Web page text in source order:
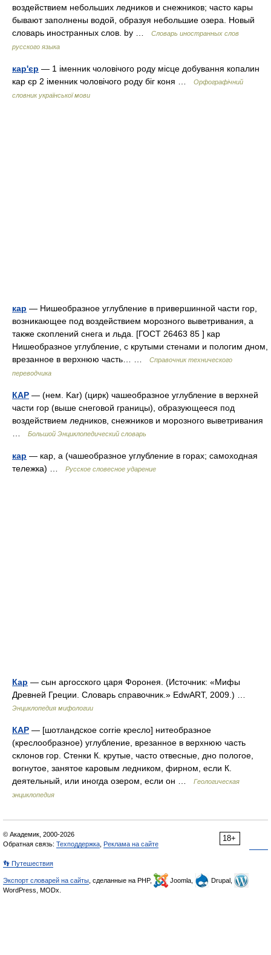
воздействием небольших ледников и снежников; часто кары
бывают заполнены водой, образуя небольшие озера. Новый
словарь иностранных слов. by …
Словарь иностранных слов
русского языка
кар'єр — 1 іменник чоловічого роду місце добування копалин
кар єр 2 іменник чоловічого роду біг коня …
Орфографічний
словник української мови
кар — Нишеобразное углубление в привершинной части гор,
возникающее под воздействием морозного выветривания, а
также скоплений снега и льда. [ГОСТ 26463 85 ] кар
Нишеобразное углубление, с крутыми стенами и пологим дном,
врезанное в верхнюю часть… …
Справочник технического
переводчика
КАР — (нем. Kar) (цирк) чашеобразное углубление в верхней
части гор (выше снеговой границы), образующееся под
воздействием ледников, снежников и морозного выветривания
Большой Энциклопедический словарь
кар — кар, а (чашеобразное углубление в горах; самоходная
тележка) …
Русское словесное ударение
Кар — сын аргосского царя Форонея. (Источник: «Мифы
Древней Греции. Словарь справочник.» EdwART, 2009.) …
Энциклопедия мифологии
КАР — [шотландское corrie кресло] нитеобразное
(креслообразное) углубление, врезанное в верхнюю часть
склонов гор. Стенки К. крутые, часто отвесные, дно пологое,
вогнутое, занятое каровым ледником, фирном, если К.
деятельный, или иногда озером, если он …
Геологическая
энциклопедия
18+
© Академик, 2000-2026
Обратная связь: Техподдержка Реклама на сайте
👣 Путешествия
Экспорт словарей на сайты , сделанные на PHP, Joomla,
Drupal,
WordPress, MODx.